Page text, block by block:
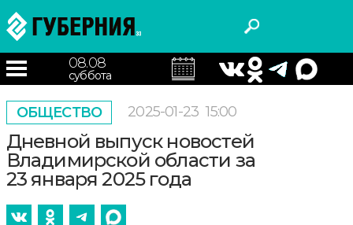
08.08
суббота
ОБЩЕСТВО 2025-01-23 15:00
Дневной выпуск новостей
Владимирской области за
23 января 2025 года